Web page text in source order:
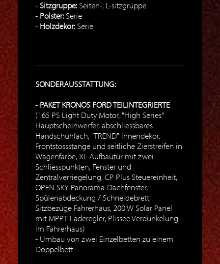
Sitzgruppe:Seiten-, L-sitzgruppe
Polster:Serie
Holzdekor:Serie
SONDERAUSSTATTUNG:
PAKET KRONOS FORD TEILINTEGRIERTE
(165 PS Light Duty Motor, "High Series"
Hauptscheinwerfer, abschliessbares
Handschuhfach, "TREND" Innendekor,
Frontstossstange und seitliche Zierstreifen in
Wagenfarbe, XL Aufbautür mit zwei
Schliesspunkten, Fenster und
Zentralverriegelung, CP Plus Steuereinheit,
OPEN SKY Panorama-Dachfenster,
Spülenabdeckung / Schneidebrett,
Sitzbezüge Fahrerhaus, 200 W Solar Panel
mit MPPT Laderegler, Plissee Verdunkelung
im Fahrerhaus)
Umbau von zwei Einzelbetten zu einem
Doppelbett